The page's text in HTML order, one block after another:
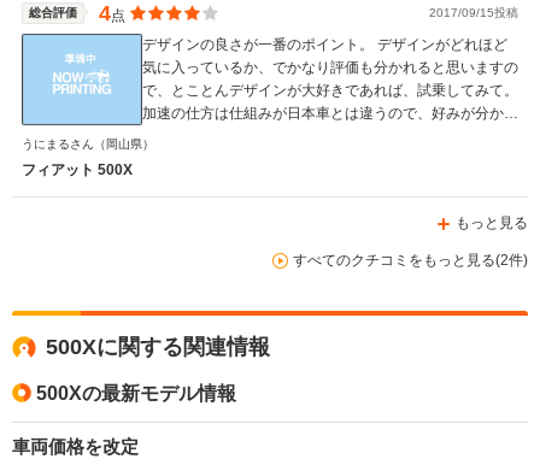
総合評価 4点 2017/09/15投稿
デザインの良さが一番のポイント。 デザインがどれほど
気に入っているか、でかなり評価も分かれると思いますの
で、とことんデザインが大好きであれば、試乗してみて。
加速の仕方は仕組みが日本車とは違うので、好みが分かれ
ると思いますが、面白味と捉えられれば、ほんとうにオス
うにまるさん （岡山県）
フィアット 500X
もっと見る
すべてのクチコミをもっと見る(2件)
500Xに関する関連情報
500Xの最新モデル情報
車両価格を改定